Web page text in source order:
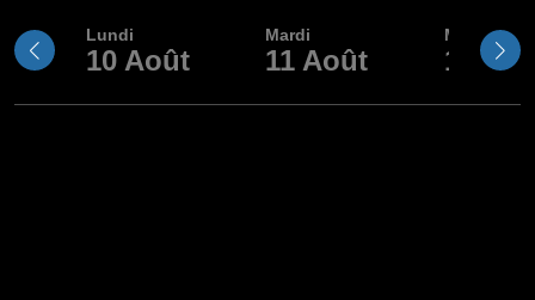
Lundi
10 Août
Mardi
11 Août
Mercredi
12